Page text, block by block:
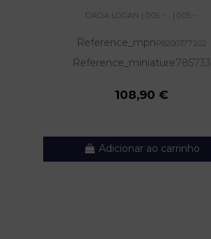
DACIA LOGAN | 0.05 - ... | 0.05 - ...
Reference_mpnP8200377202
Reference_miniature785733
108,90 €
Adicionar ao carrinho